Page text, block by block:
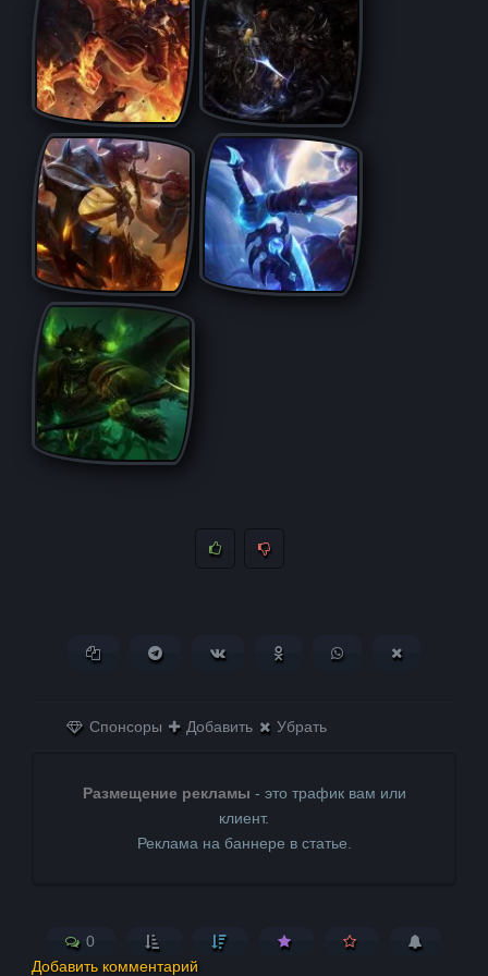
Копировать ссылкуПоделиться в Telegram
Поделиться ВКонтактеПоделиться в
Поделиться в
Спонсоры Добавить Убрать
Размещение рекламы - это трафик вам или
клиент.
Реклама на баннере в статье.
0
Добавить комментарий